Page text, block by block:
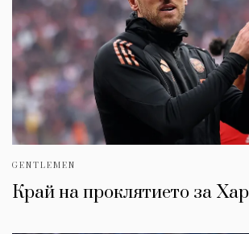
GENTLEMEN
Край на проклятието за